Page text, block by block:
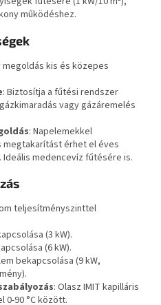
működéshez.
megoldás kis és közepes
: Biztosítja a fűtési rendszer
vagy gázáremelés
: Napelemekkel
megtakarítást érhet el éves
medencevíz fűtésére is.
teljesítményszinttel
(3 kW).
(6 kW).
bekapcsolása (9 kW,
: Olasz IMIT kapilláris
90 °C között.